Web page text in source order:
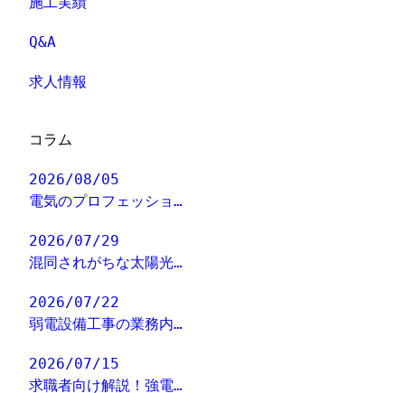
Q&A
求人情報
コラム
2026/08/05
電気のプロフェッショ…
2026/07/29
混同されがちな太陽光…
2026/07/22
弱電設備工事の業務内…
2026/07/15
求職者向け解説！強電…